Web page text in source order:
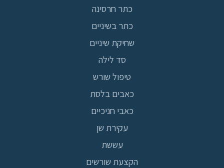
כתר חרסינה
כתר בשיניים
שחיקת שיניים
סד לילה
טיפול שורש
כאבים בלסת
כאבי חניכיים
עקירת שן
עששת
הקצעת שורשים